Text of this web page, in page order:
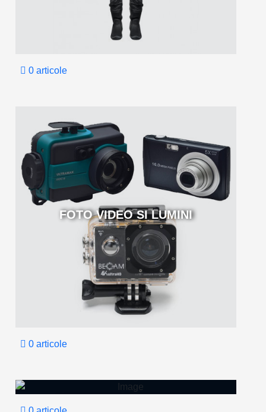
0 articole
FOTO VIDEO SI LUMINI
0 articole